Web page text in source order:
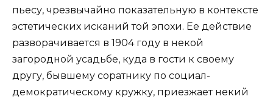
пьесу, чрезвычайно показательную в контексте
эстетических исканий той эпохи. Ее действие
разворачивается в 1904 году в некой
загородной усадьбе, куда в гости к своему
другу, бывшему соратнику по социал-
демократическому кружку, приезжает некий